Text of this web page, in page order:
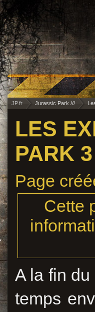
JP.fr Jurassic Park ///
LES
PARK 3
Page
Cette
A la fin
temps